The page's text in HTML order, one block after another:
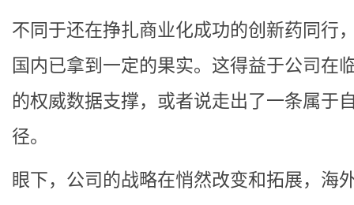
不同于还在挣扎商业化成功的创新药同行
国内已拿到一定的果实。这得益于公司在
的权威数据支撑，或者说走出了一条属于
径。
眼下，公司的战略在悄然改变和拓展，海